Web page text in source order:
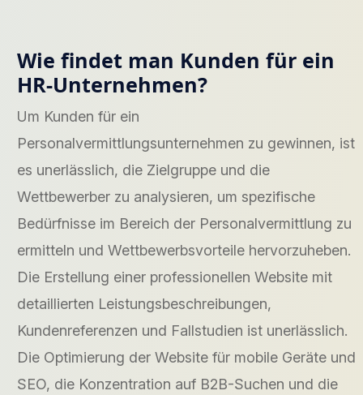
Wie findet man Kunden für ein
HR-Unternehmen?
Um Kunden für ein
Personalvermittlungsunternehmen zu gewinnen, ist
es unerlässlich, die Zielgruppe und die
Wettbewerber zu analysieren, um spezifische
Bedürfnisse im Bereich der Personalvermittlung zu
ermitteln und Wettbewerbsvorteile hervorzuheben.
Die Erstellung einer professionellen Website mit
detaillierten Leistungsbeschreibungen,
Kundenreferenzen und Fallstudien ist unerlässlich.
Die Optimierung der Website für mobile Geräte und
SEO, die Konzentration auf B2B-Suchen und die